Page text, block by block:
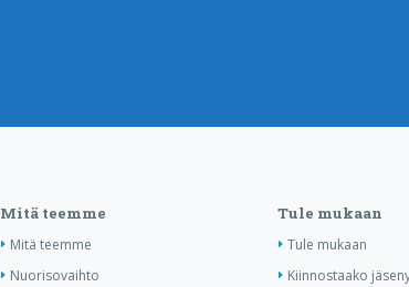
Mitä teemme
Mitä teemme
Nuorisovaihto
Tule mukaan
Tule mukaan
Kiinnostaako